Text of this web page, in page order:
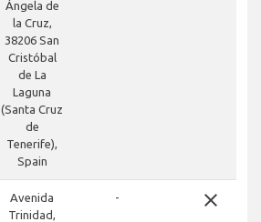
Ángela de
la Cruz,
38206 San
Cristóbal
de La
Laguna
(Santa Cruz
de
Tenerife),
Spain
Avenida
Trinidad,
- close